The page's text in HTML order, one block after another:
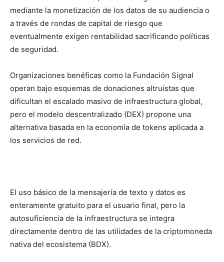
mediante la monetización de los datos de su audiencia o
a través de rondas de capital de riesgo que
eventualmente exigen rentabilidad sacrificando políticas
de seguridad.
Organizaciones benéficas como la Fundación Signal
operan bajo esquemas de donaciones altruistas que
dificultan el escalado masivo de infraestructura global,
pero el modelo descentralizado (DEX) propone una
alternativa basada en la economía de tokens aplicada a
los servicios de red.
El uso básico de la mensajería de texto y datos es
enteramente gratuito para el usuario final, pero la
autosuficiencia de la infraestructura se integra
directamente dentro de las utilidades de la criptomoneda
nativa del ecosistema (BDX).